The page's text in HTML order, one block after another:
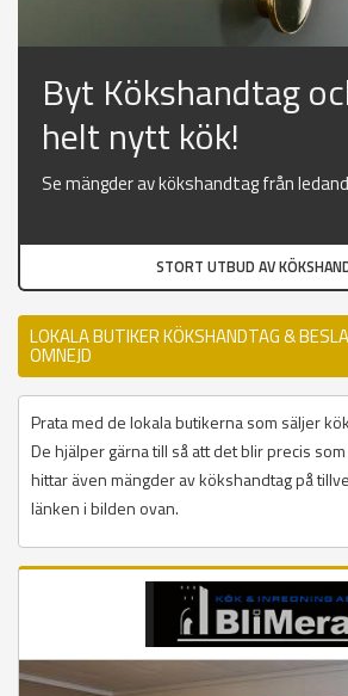
Byt Kökshandtag
helt nytt kök!
Se mängder av kökshandtag från
STORT UTBUD AV
LOKALA BUTIKER KÖKSHANDTAG &
OMNEJD
Prata med de lokala butikerna som säljer
De hjälper gärna till så att det blir precis
hittar även mängder av kökshandtag på
länken i bilden ovan.